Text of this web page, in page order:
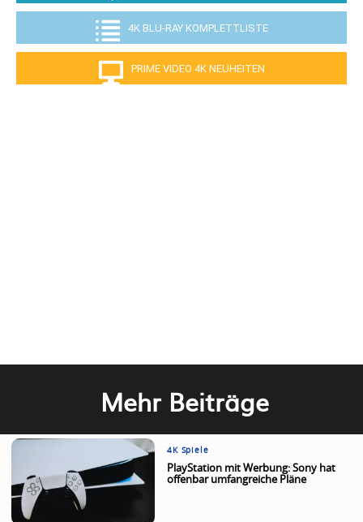
4K BLU-RAY KOMPLETTLISTE
PRIME VIDEO 4K NEUHEITEN
Mehr Beiträge
4K Spiele
PlayStation mit Werbung: Sony hat
offenbar umfangreiche Pläne